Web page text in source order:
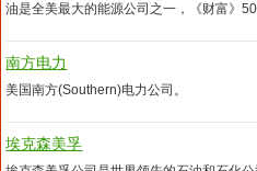
油是全美最大的能源公司之一，《财富》
南方电力
美国南方(Southern)电力公司。
埃克森美孚